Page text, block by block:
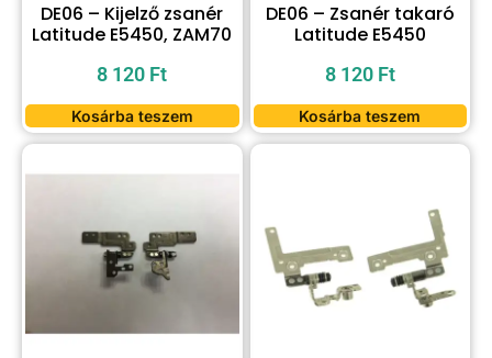
DE06 – Kijelző zsanér
Latitude E5450, ZAM70
8 120 Ft
Kosárba teszem
DE06 – Zsanér takaró
Latitude E5450
8 120 Ft
Kosárba teszem